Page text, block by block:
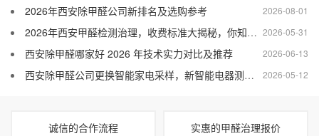
2026-08-01
2026年西安除甲醛公司新排名及选购参考
2026-05-31
2026年西安甲醛检测治理，收费标准大揭秘，你知道多少？
2026-06-13
西安除甲醛哪家好 2026 年技术实力对比及推荐
2026-05-12
西安除甲醛公司更换智能家电采样，新智能电器测污染
诚信的合作流程 实惠的甲醛治理报价